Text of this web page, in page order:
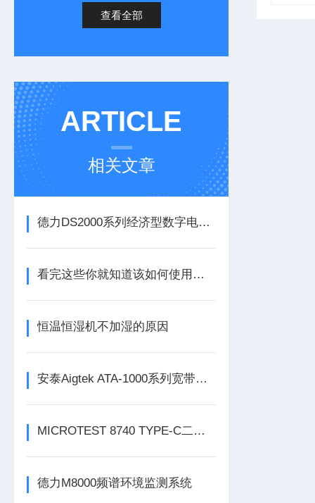
查看全部
ARTICLE
相关文章
德力DS2000系列经济型数字电视测试仪
看完这些你就知道该如何使用编程直流电源了
恒温恒湿机不加湿的原因
安泰Aigtek ATA-1000系列宽带放大器
MICROTEST 8740 TYPE-C二线式线材测试仪
德力M8000频谱环境监测系统